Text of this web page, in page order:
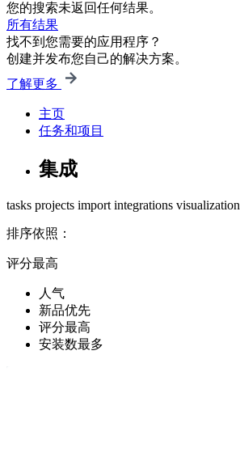
您的搜索未返回任何结果。
所有结果
找不到您需要的应用程序？
创建并发布您自己的解决方案。
了解更多
主页
任务和项目
集成
tasks projects import integrations visualization
排序依照：
评分最高
人气
新品优先
评分最高
安装数最多